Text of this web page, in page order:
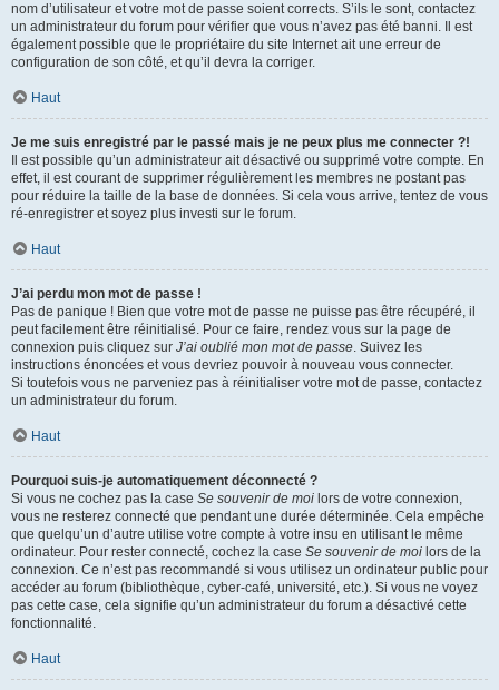
nom d’utilisateur et votre mot de passe soient corrects. S’ils le sont, contactez
un administrateur du forum pour vérifier que vous n’avez pas été banni. Il est
également possible que le propriétaire du site Internet ait une erreur de
configuration de son côté, et qu’il devra la corriger.
Haut
Je me suis enregistré par le passé mais je ne peux plus me connecter ?!
Il est possible qu’un administrateur ait désactivé ou supprimé votre compte. En
effet, il est courant de supprimer régulièrement les membres ne postant pas
pour réduire la taille de la base de données. Si cela vous arrive, tentez de vous
ré-enregistrer et soyez plus investi sur le forum.
Haut
J’ai perdu mon mot de passe !
Pas de panique ! Bien que votre mot de passe ne puisse pas être récupéré, il
peut facilement être réinitialisé. Pour ce faire, rendez vous sur la page de
connexion puis cliquez sur J’ai oublié mon mot de passe. Suivez les
instructions énoncées et vous devriez pouvoir à nouveau vous connecter.
Si toutefois vous ne parveniez pas à réinitialiser votre mot de passe, contactez
un administrateur du forum.
Haut
Pourquoi suis-je automatiquement déconnecté ?
Si vous ne cochez pas la case Se souvenir de moi lors de votre connexion,
vous ne resterez connecté que pendant une durée déterminée. Cela empêche
que quelqu’un d’autre utilise votre compte à votre insu en utilisant le même
ordinateur. Pour rester connecté, cochez la case Se souvenir de moi lors de la
connexion. Ce n’est pas recommandé si vous utilisez un ordinateur public pour
accéder au forum (bibliothèque, cyber-café, université, etc.). Si vous ne voyez
pas cette case, cela signifie qu’un administrateur du forum a désactivé cette
fonctionnalité.
Haut